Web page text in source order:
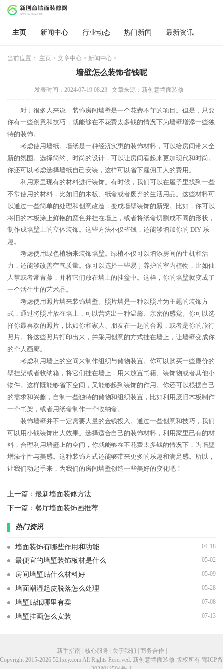
主页 新闻中心 行业动态 热门新闻 最新资讯
当前位置： 主页 > 文章中心 > 新闻中心 >
墙壁怎么装饰省钱呢
发表时间：2024-07-19 08:23 文章来源：新创意墙面装修
对于很多人来说，装饰房间墙壁是一个花费不菲的项目。但是，只要
你有一些创意和技巧，就能够在不花费太多钱的情况下为墙壁增添一些独
特的装饰。
考虑使用墙纸。墙纸是一种经济实惠的装饰材料，可以给房间带来全
新的氛围。选择简约、时尚的设计，可以让房间看起来更加现代和时尚。
你还可以考虑选择墙纸自己安装，这样可以省下雇佣工人的费用。
利用家里现有的材料进行装饰。有时候，我们可以在屋子里找到一些
不常使用的材料，比如旧的木板、纸盒或者废弃的生活用品。这些材料可
以通过一些简单的处理和创意改造，变成墙壁装饰的新宠。比如，你可以
将旧的木板涂上鲜艳的颜色并挂在墙上，或者将纸盒切割成不同的形状，
制作成墙壁上的立体装饰。这些方法不仅省钱，还能够增加你的 DIY 乐
趣。
考虑使用绿色植物来装饰墙壁。绿植不仅可以增添房间的生机和活
力，还能够改善空气质量。你可以选择一些易于养护的室内植物，比如仙
人掌或者常青藤，并将它们放在墙上的挂盆中。这样，你的墙壁就变成了
一个活生生的艺术品。
考虑使用照片墙来装饰墙壁。照片墙是一种以照片为主题的装饰方
式，通过将照片放在墙上，可以营造出一种温馨、亲密的感觉。你可以选
择你最喜欢的照片，比如你和家人、朋友在一起的合照，或者是你的旅行
照片。将这些照片打印出来，并采用创意的方式挂在墙上，让墙壁变成你
的个人画廊。
考虑利用墙上的空间来制作组织与储物装置。你可以购买一些廉价的
壁挂架或者收纳箱，将它们挂在墙上，用来放置书籍、装饰物或者其他小
物件。这样既能够省下空间，又能够起到装饰的作用。你还可以根据自己
的需求和兴趣，自制一些独特的储物和组织装置，比如利用废旧木板制作
一个书架，或者用纸盒制作一个收纳盒。
装饰墙壁并不一定需要大量的金钱投入。通过一些创意和技巧，我们
可以用小钱装饰出大效果。选择适合自己的装饰材料，利用家里已有的材
料，合理利用墙壁上的空间，你就能够在不花费太多钱的情况下，为墙壁
增添个性与美感。这种装饰方式还能够带来更多的乐趣和满足感。所以，
让我们动起手来，为我们的房间墙壁创造一些美好的变化吧！
上一篇： 最新墙面装修方法
下一篇： 餐厅墙面装饰画推荐
热门资讯
墙面装饰有哪些作用和功能 04-18
最便宜的墙壁装饰板材是什么 05-02
房间墙壁贴什么材料好 05-09
墙面潮湿起皮脱落怎么处理 05-28
墙壁贴纸哪里有卖 07-08
墙壁挂画怎么安装 07-13
新手指南 | 核心服务 | 关于我们 | 商务合作 |
Copyright 2015-2026 521xcy.com All Rights Reserved. 新创意墙面装修 版权所有 鄂ICP备